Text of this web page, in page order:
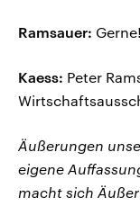
Ramsauer: Gerne!
Kaess: Peter
Äußerungen
eigene
macht sich